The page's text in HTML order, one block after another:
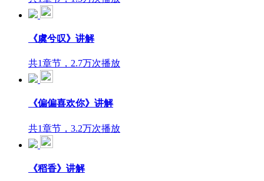
《虞兮叹》讲解
共1章节，2.7万次播放
《偏偏喜欢你》讲解
共1章节，3.2万次播放
《稻香》讲解